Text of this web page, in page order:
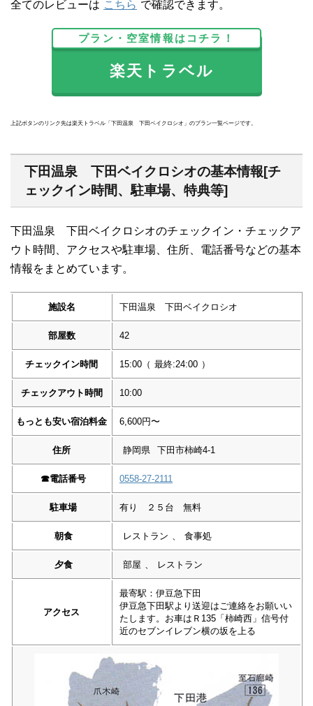
全てのレビューは こちら で確認できます。
プラン・空室情報はコチラ！
楽天トラベル
上記ボタンのリンク先は楽天トラベル「下田温泉 下田ベイクロシオ」のプラン一覧ページです。
下田温泉 下田ベイクロシオの基本情報[チ
ェックイン時間、駐車場、特典等]
下田温泉 下田ベイクロシオのチェックイン・チェックア
ウト時間、アクセスや駐車場、住所、電話番号などの基本
情報をまとめています。
施設名 下田温泉 下田ベイクロシオ
部屋数 42
チェックイン時間 15:00 （ 最終:24:00 ）
チェックアウト時間 10:00
もっとも安い宿泊料金 6,600円〜
住所 静岡県 下田市柿崎4-1
☎︎電話番号 0558-27-2111
駐車場 有り ２５台 無料
朝食 レストラン 、 食事処
夕食 部屋 、 レストラン
アクセス
最寄駅：伊豆急下田
伊豆急下田駅より送迎はご連絡をお願いい
たします。お車はＲ135「柿崎西」信号付
近のセブンイレブン横の坂を上る